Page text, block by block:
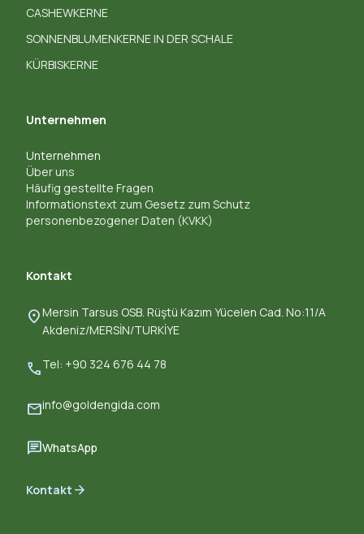
CASHEWKERNE
SONNENBLUMENKERNE IN DER SCHALE
KÜRBISKERNE
Unternehmen
Unternehmen
Über uns
Häufig gestellte Fragen
Informationstext zum Gesetz zum Schutz
personenbezogener Daten (KVKK)
Kontakt
location_onMersin Tarsus OSB. Rüştü Kazım Yücelen Cad. No:11/A
Akdeniz/MERSİN/TURKİYE
callTel: +90 324 676 44 78
mailinfo@goldengida.com
chatWhatsApp
Kontakt arrow_forward